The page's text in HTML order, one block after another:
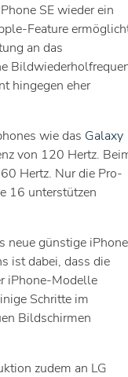
SE wieder ein
Feature
an das
hingegen eher
wie das Galaxy
von 120 Hertz.
Hertz. Nur die Pro-
16 unterstützen
neue günstige iPhone
ist dabei, dass die
iPhone-Modelle
Schritte im
Bildschirmen
zudem an LG